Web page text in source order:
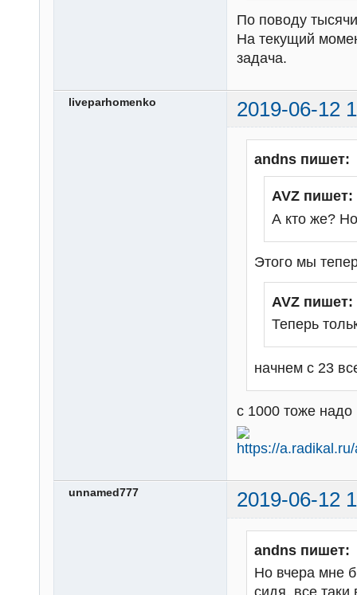
По поводу
На текущий
задача.
liveparhomenko 2019-06-12
andns пишет:
AVZ пишет:
А кто же?
Этого мы
AVZ пишет:
Теперь
начнем с 23
с 1000 тоже надо
unnamed777 2019-06-12
andns пишет:
Но вчера мне
сидя, все